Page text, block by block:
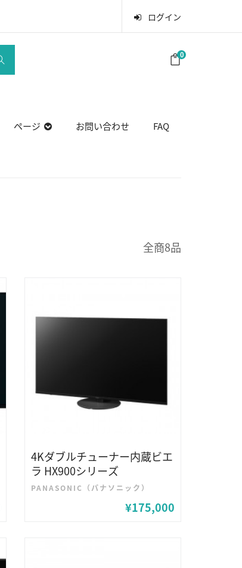
ログイン
0
ページ お問い合わせ FAQ
全商8品
4Kダブルチューナー内蔵ビエ
ラ HX900シリーズ
PANASONIC（パナソニック）
¥175,000